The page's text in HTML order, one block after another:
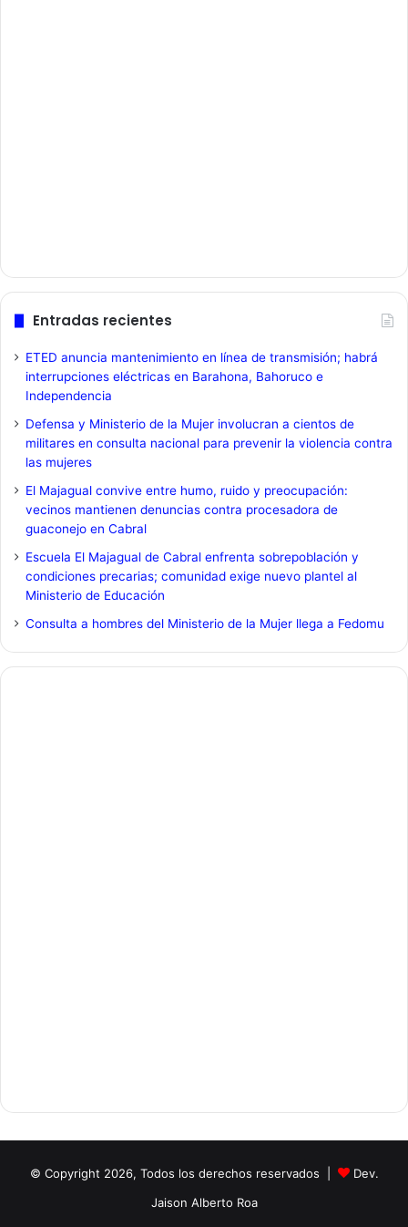
Entradas recientes
ETED anuncia mantenimiento en línea de transmisión; habrá
interrupciones eléctricas en Barahona, Bahoruco e
Independencia
Defensa y Ministerio de la Mujer involucran a cientos de
militares en consulta nacional para prevenir la violencia contra
las mujeres
El Majagual convive entre humo, ruido y preocupación:
vecinos mantienen denuncias contra procesadora de
guaconejo en Cabral
Escuela El Majagual de Cabral enfrenta sobrepoblación y
condiciones precarias; comunidad exige nuevo plantel al
Ministerio de Educación
Consulta a hombres del Ministerio de la Mujer llega a Fedomu
© Copyright 2026, Todos los derechos reservados |
Dev.
Jaison Alberto Roa